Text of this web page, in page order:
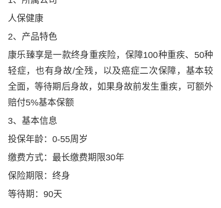
人保健康
2、 产品特色
康乐臻享是一款终身重疾险，保障100种重疾、50种
轻症，也有身故/全残，以及癌症二次保障，基本较
全面，等待期后身故，如果身故前发生重疾，可额外
赔付5%基本保额
3、 基本信息
投保年龄：0-55周岁
缴费方式：最长缴费期限30年
保险期限：终身
等待期：90天